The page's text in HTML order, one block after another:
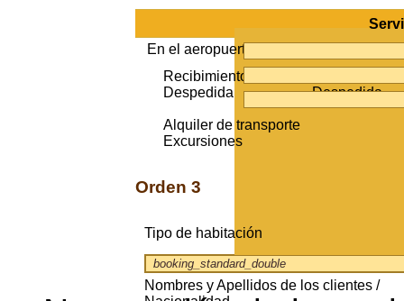
En el aeropuerto
Recibimiento
Despedida
Despedida
Alquiler de transporte
Excursiones
Orden 3
Tipo de habitación
Nombres y Apellidos de los clientes /